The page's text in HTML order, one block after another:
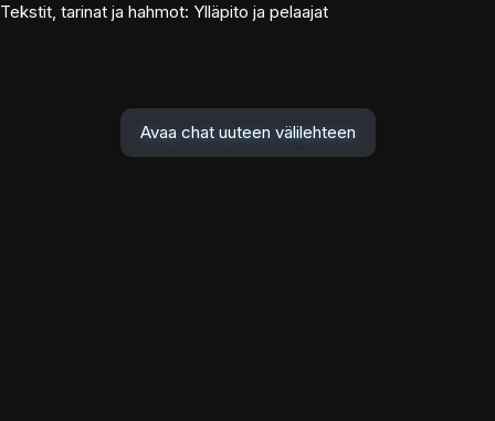
Tekstit, tarinat ja hahmot: Ylläpito ja pelaajat
Avaa chat uuteen välilehteen